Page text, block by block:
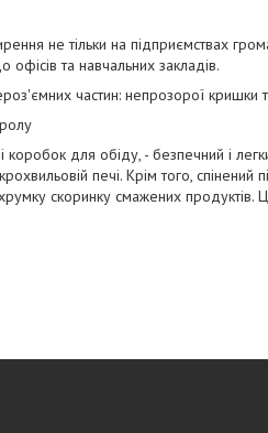
не тільки на підприємствах
офісів та навчальних закладів.
частин: непрозорої
коробок для обіду, - безпечний і
печі. Крім того, спінений
скоринку смажених продуктів.